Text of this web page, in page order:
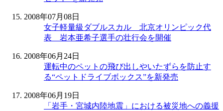
2008年07月08日
女子軽量級ダブルスカル 北京オリンピック代
表 岩本亜希子選手の壮行会を開催
2008年06月24日
運転中のペットの飛び出しやいたずらを防止す
る“ペットドライブボックス”を新発売
2008年06月19日
「岩手・宮城内陸地震」における被災地への義援